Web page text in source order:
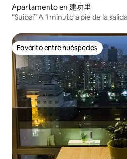
Apartamento en 建功里
“Suibai” A 1 minuto a pie de la
Taipei/mercado nocturno de
Dihua/Ximending, apartamento
personas)
Favorito entre huéspedes
Favorito entre huéspedes